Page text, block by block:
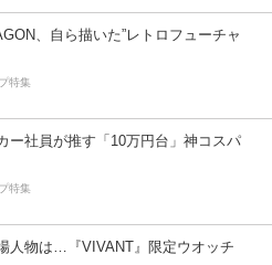
、自ら描いた”レトロフューチャ
特集
ー社員が推す「10万円台」神コスパ
特集
人物は…『VIVANT』限定ウオッチ